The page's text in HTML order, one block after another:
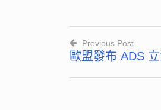
文
Previous Post
歐盟發布 ADS